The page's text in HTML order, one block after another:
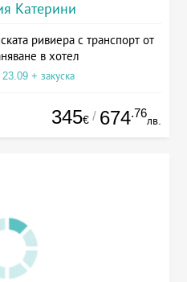
Катерини
ривиера с транспорт от
в хотел
+ закуска
345€ / 674.76
лв.